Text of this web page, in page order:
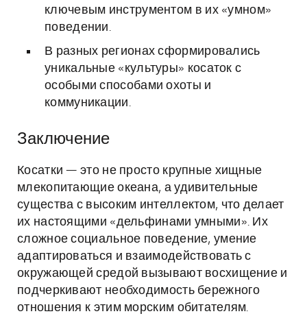
ключевым инструментом в их «умном»
поведении.
В разных регионах сформировались
уникальные «культуры» косаток с
особыми способами охоты и
коммуникации.
Заключение
Косатки — это не просто крупные хищные
млекопитающие океана, а удивительные
существа с высоким интеллектом, что делает
их настоящими «дельфинами умными». Их
сложное социальное поведение, умение
адаптироваться и взаимодействовать с
окружающей средой вызывают восхищение и
подчеркивают необходимость бережного
отношения к этим морским обитателям.